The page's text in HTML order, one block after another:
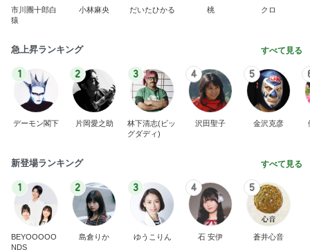
市川團十郎白
猿
小林麻央 だいたひかる 桃 クロ
急上昇ランキング すべて見る
1
デーモン閣下
2
片岡愛之助
3
林下清志(ビッ
グダディ)
4
沢田聖子
5
金沢克彦
新登場ランキング すべて見る
1
BEYOOOOO
NDS
2
島倉りか
3
ゆうこりん
4
石 安伊
5
蒼井心音